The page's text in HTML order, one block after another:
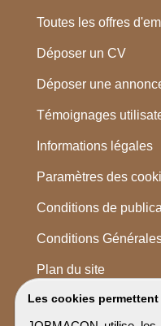
Les cookies
Toutes les offres
Déposer un CV
Déposer une
Témoignages
Informations légales
Paramètres des
Conditions de
Conditions
Plan du site